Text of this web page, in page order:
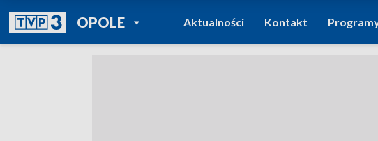
OPOLEPOWRÓT DO
TVP REGIONY
Aktualności Kontakt